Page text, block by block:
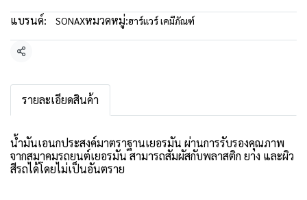
แบรนด์:
SONAXหมวดหมู่:ฮาร์แวร์ เคมีภัณฑ์
แชร์
รายละเอียดสินค้า
น้ำมันเอนกประสงค์มาตราฐานเยอรมัน ผ่านการรับรองคุณภาพ
จากสมาคมรถยนต์เยอรมัน สามารถสัมผัสกับพลาสติก ยาง และผิว
สีรถได้โดยไม่เป็นอันตราย